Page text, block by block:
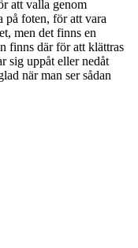
att valla genom
på foten, för att vara
men det finns en
finns där för att klättras
sig uppåt eller nedåt
när man ser sådan